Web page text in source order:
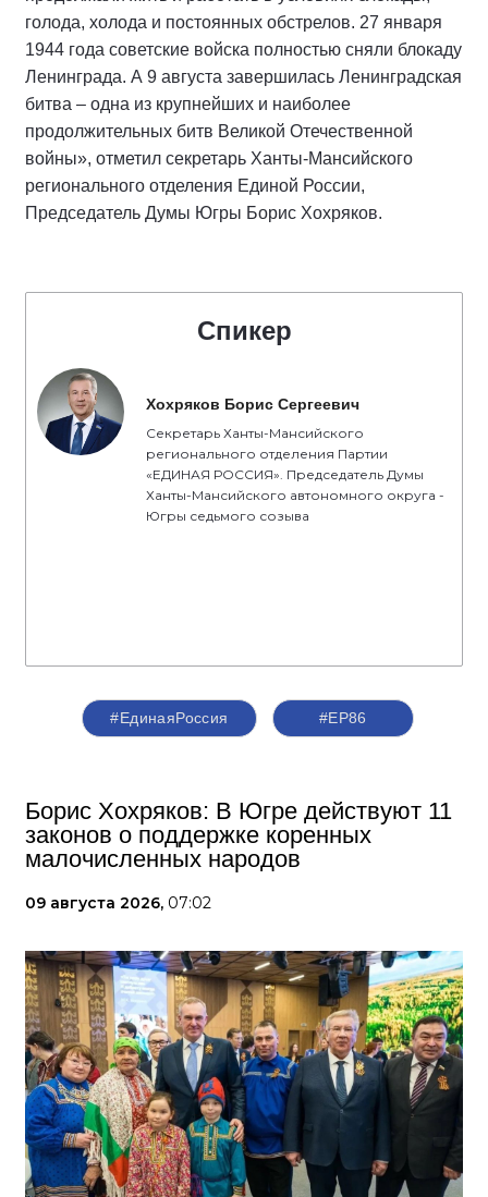
голода, холода и постоянных обстрелов. 27 января
1944 года советские войска полностью сняли блокаду
Ленинграда. А 9 августа завершилась Ленинградская
битва – одна из крупнейших и наиболее
продолжительных битв Великой Отечественной
войны», отметил секретарь Ханты-Мансийского
регионального отделения Единой России,
Председатель Думы Югры Борис Хохряков.
Спикер
Хохряков Борис Сергеевич
Секретарь Ханты-Мансийского
регионального отделения Партии
«ЕДИНАЯ РОССИЯ». Председатель Думы
Ханты-Мансийского автономного округа -
Югры седьмого созыва
#ЕдинаяРоссия #ЕР86
Борис Хохряков: В Югре действуют 11
законов о поддержке коренных
малочисленных народов
09 августа 2026, 07:02